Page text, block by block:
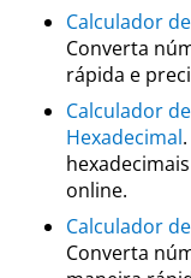
Calculador
Converta
rápida e
Calculador
Hexadecimal
online.
Calculador
Converta